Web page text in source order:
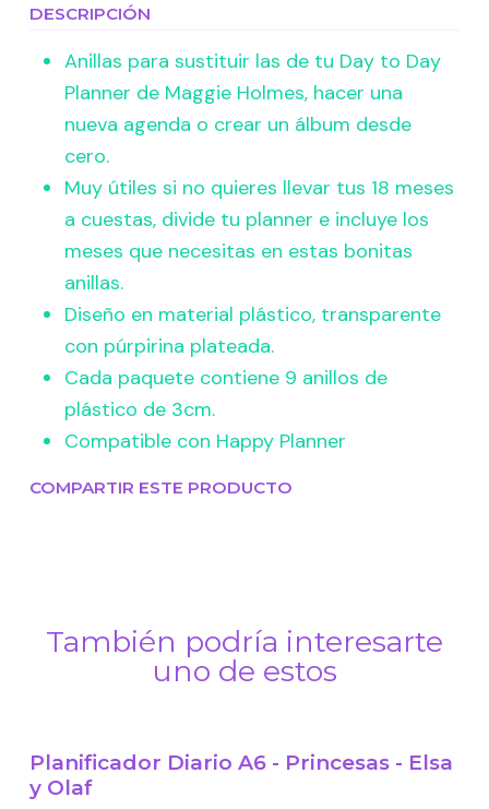
DESCRIPCIÓN
Anillas para sustituir las de tu Day to Day
Planner de Maggie Holmes, hacer una
nueva agenda o crear un álbum desde
cero.
Muy útiles si no quieres llevar tus 18 meses
a cuestas, divide tu planner e incluye los
meses que necesitas en estas bonitas
anillas.
Diseño en material plástico, transparente
con púrpirina plateada.
Cada paquete contiene 9 anillos de
plástico de 3cm.
Compatible con Happy Planner
COMPARTIR ESTE PRODUCTO
También podría interesarte
uno de estos
Planificador Diario A6 - Princesas - Elsa
y Olaf